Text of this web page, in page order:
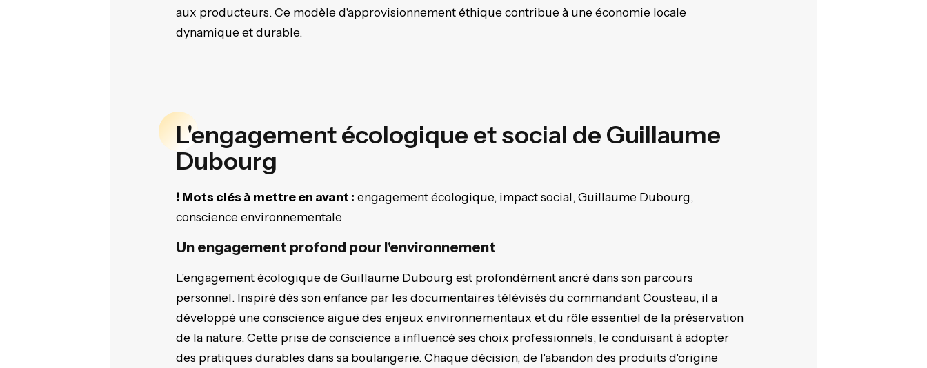
aux producteurs. Ce modèle d'approvisionnement éthique contribue à une économie locale
dynamique et durable.
L'engagement écologique et social de Guillaume
Dubourg
❗ Mots clés à mettre en avant : engagement écologique, impact social, Guillaume Dubourg,
conscience environnementale
Un engagement profond pour l'environnement
L'engagement écologique de Guillaume Dubourg est profondément ancré dans son parcours
personnel. Inspiré dès son enfance par les documentaires télévisés du commandant Cousteau, il a
développé une conscience aiguë des enjeux environnementaux et du rôle essentiel de la préservation
de la nature. Cette prise de conscience a influencé ses choix professionnels, le conduisant à adopter
des pratiques durables dans sa boulangerie. Chaque décision, de l'abandon des produits d'origine